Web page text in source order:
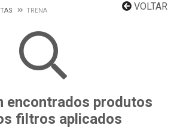
VOLTAR
TRENA
encontrados produtos
filtros aplicados